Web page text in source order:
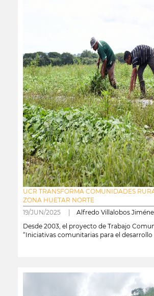
UCR TRANSFORMA COMUNIDADES
ZONA HUETAR NORTE
19/JUN/2025 | Alfredo Villalobos
Desde 2003, el proyecto de Trabajo
“Iniciativas comunitarias para el desarrollo